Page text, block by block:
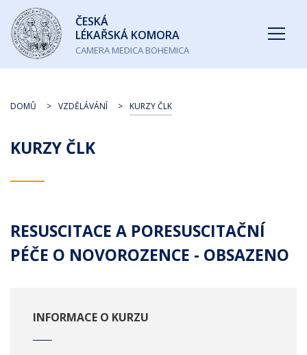
Česká
lékařská
komora
ČESKÁ
LÉKAŘSKÁ KOMORA
CAMERA MEDICA BOHEMICA
KURZY ČLK
DOMŮ VZDĚLÁVÁNÍ KURZY ČLK
RESUSCITACE A PORESUSCITAČNÍ
PÉČE O NOVOROZENCE - OBSAZENO
INFORMACE O KURZU